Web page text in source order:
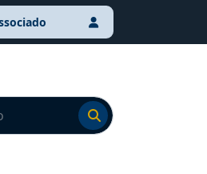
Ir para o resultado